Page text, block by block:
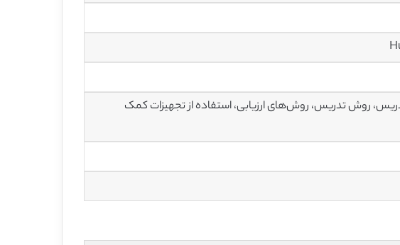
روش تدریس، روش‌های ارزیابی، استفاده از تجهیزات کمک